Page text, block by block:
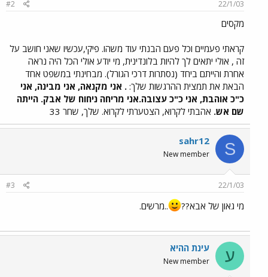
22/1/03
#2
מקסים
קראתי פעמיים וכל פעם הבנתי עוד משהו. פיקי,עכשיו שאני חושב על
זה , אולי יתאים לך להיות בלונדינית, מי יודע אולי הכל היה נראה
אחרת והייתם ביחד (נסתרות דרכי הגורל). מבחינתי במשפט אחד
הבאת את תמצית ההרגשות שלך: . אני מקנאה, אני מבינה, אני
כ"כ אוהבת, אני כ"כ עצובה.אני מריחה ניחוח של אבק. הייתה
שם אש. אהבתי לקרוא, הצטערתי לקרוא. שלך, שחר 33
S
sahr12
New member
22/1/03
#3
מי גאון של אבא?? ..מרשים.
ע עינת ההיא
New member